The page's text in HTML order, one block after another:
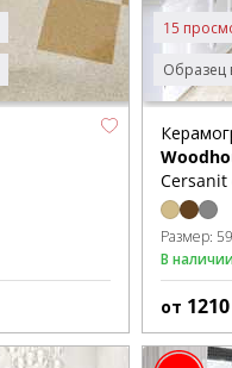
Образец
15
Cersanit
Размер:
В наличии
от 1210